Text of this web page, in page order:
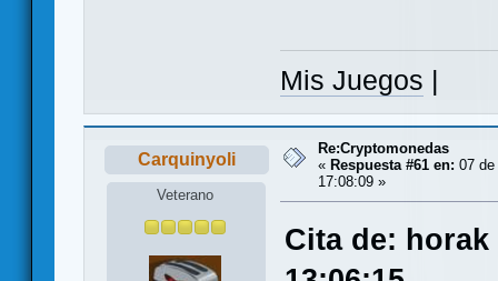
Mis Juegos
Carquinyoli
Veterano
Re:Cryptomonedas
« Respuesta #61 en: 07
17:08:09 »
Cita de: horak